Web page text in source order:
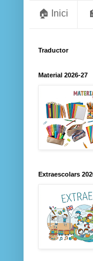
🏠 Inici
Traductor
Material 2026-27
Extraescolars